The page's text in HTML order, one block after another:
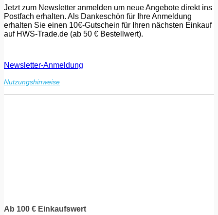
Jetzt zum Newsletter anmelden um neue Angebote direkt ins
Postfach erhalten. Als Dankeschön für Ihre Anmeldung
erhalten Sie einen 10€-Gutschein für Ihren nächsten Einkauf
auf HWS-Trade.de (ab 50 € Bestellwert).
Newsletter-Anmeldung
Nutzungshinweise
Ab 100 € Einkaufswert